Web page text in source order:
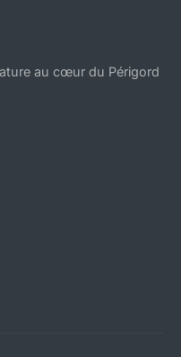
au cœur du Périgord